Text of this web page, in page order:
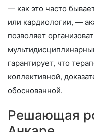
— как это часто
или кардиологии, —
позволяет
гарантирует, что
коллективной,
обоснованной.
Решающая